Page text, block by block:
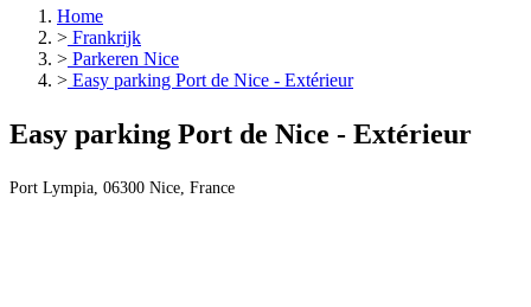
Home
> Frankrijk
> Parkeren Nice
> Easy parking Port de Nice - Extérieur
Easy parking Port de Nice - Extérieur
Port Lympia, 06300 Nice, France